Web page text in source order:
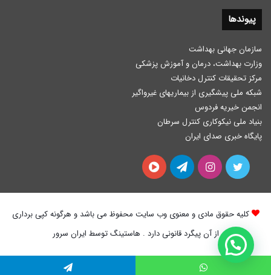
پیوندها
سازمان جهانی بهداشت
وزارت بهداشت، درمان و آموزش پزشكی
مرکز تحقیقات کنترل دخانیات
شبکه ملی پیشگیری از بیماریهای غیرواگیر
انجمن خیریه فردوس
بنیاد ملی نیکوکاری کنترل سرطان
پایگاه خبری صدای ایران
توییتر اینستاگرامتلگرام آپارات
کلیه حقوق مادی و معنوی وب سایت محفوظ می باشد و هرگونه کپی برداری
از آن پیگرد قانونی دارد . هاستینگ توسط ایران سرور